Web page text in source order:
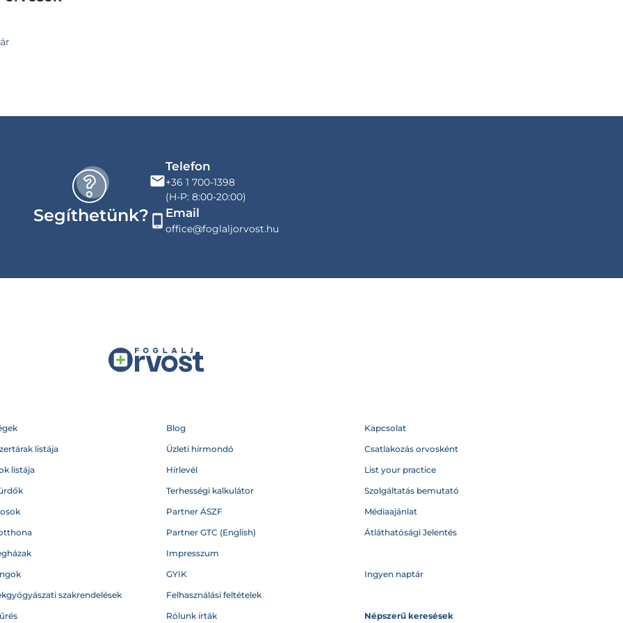
Segíthetünk?
Telefon
+36 1 700-1398
(H-P: 8:00-20:00)
Email
office@foglaljorvost.hu
listája
listája
szakrendelések
Blog
Üzleti hírmondó
Hírlevél
Terhességi kalkulátor
Partner ÁSZF
Partner GTC (English)
Impresszum
GYIK
Felhasználási feltételek
Rólunk írták
Kapcsolat
Csatlakozás orvosként
List your practice
Szolgáltatás bemutató
Médiaajánlat
Átláthatósági Jelentés
Ingyen naptár
Népszerű keresések